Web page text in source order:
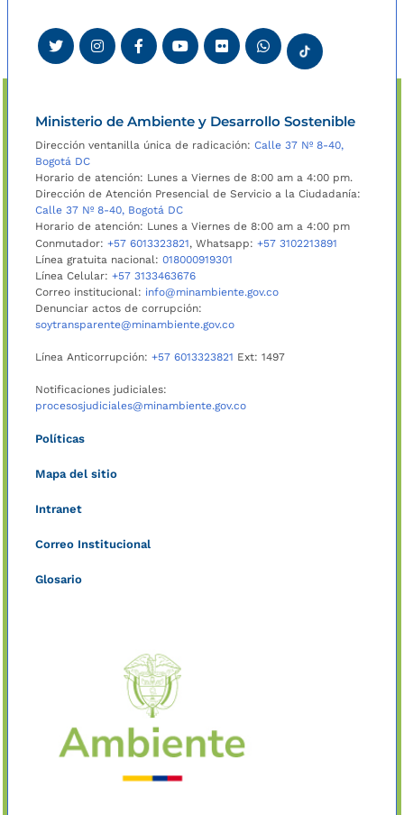
Ministerio de Ambiente y Desarrollo Sostenible
Dirección ventanilla única de radicación: Calle 37 Nº 8-40,
Bogotá DC
Horario de atención: Lunes a Viernes de 8:00 am a 4:00 pm.
Dirección de Atención Presencial de Servicio a la Ciudadanía:
Calle 37 Nº 8-40, Bogotá DC
Horario de atención: Lunes a Viernes de 8:00 am a 4:00 pm
Conmutador: +57 6013323821, Whatsapp: +57 3102213891
Línea gratuita nacional: 018000919301
Línea Celular: +57 3133463676
Correo institucional: info@minambiente.gov.co
Denunciar actos de corrupción:
soytransparente@minambiente.gov.co
Línea Anticorrupción: +57 6013323821 Ext: 1497
Notificaciones judiciales:
procesosjudiciales@minambiente.gov.co
Políticas
Mapa del sitio
Intranet
Correo Institucional
Glosario